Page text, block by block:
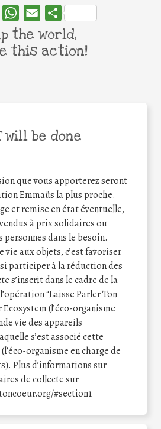
will be done
que vous apporterez seront
Emmaüs la plus proche.
et remise en état éventuelle,
à prix solidaires ou
dans le besoin.
vie aux objets, c’est favoriser
participer à la réduction des
s’inscrit dans le cadre de la
“Laisse Parler Ton
(l’éco-organisme
vie des appareils
s’est associé cette
organisme en charge de
Plus d’informations sur
de collecte sur
#section1
TwitterWhatsApp
Email Share
the world,
this action!